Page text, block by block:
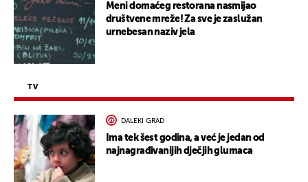
Meni domaćeg restorana nasmijao
društvene mreže! Za sve je zaslužan
urnebesan naziv jela
TV
DALEKI GRAD
Ima tek šest godina, a već je jedan od
najnagrađivanijih dječjih glumaca